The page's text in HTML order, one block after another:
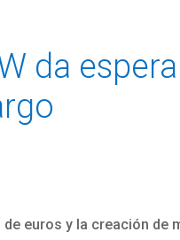
da
euros y la creación